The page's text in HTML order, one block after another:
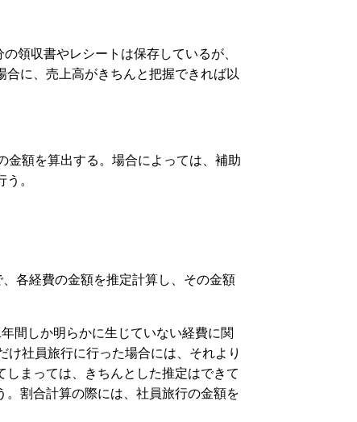
領収書やレシートは保存しているが、
に、売上高がきちんと把握できれば以
金額を算出する。場合によっては、補助
。
各経費の金額を推定計算し、その金額
間しか明らかに生じていない経費に関
け社員旅行に行った場合には、それより
まっては、きちんとした推定はできて
割合計算の際には、社員旅行の金額を